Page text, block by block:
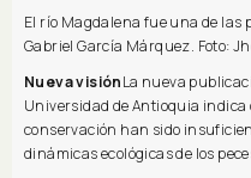
El río Magdalena fue una de
Gabriel García Márquez. Foto:
Nueva visiónLa nueva
Universidad de Antioquia
conservación han sido
dinámicas ecológicas de los